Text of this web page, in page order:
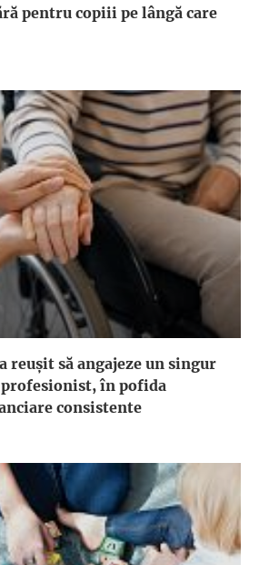
pentru copiii pe lângă care
a reuşit să angajeze un singur
în pofida
consistente